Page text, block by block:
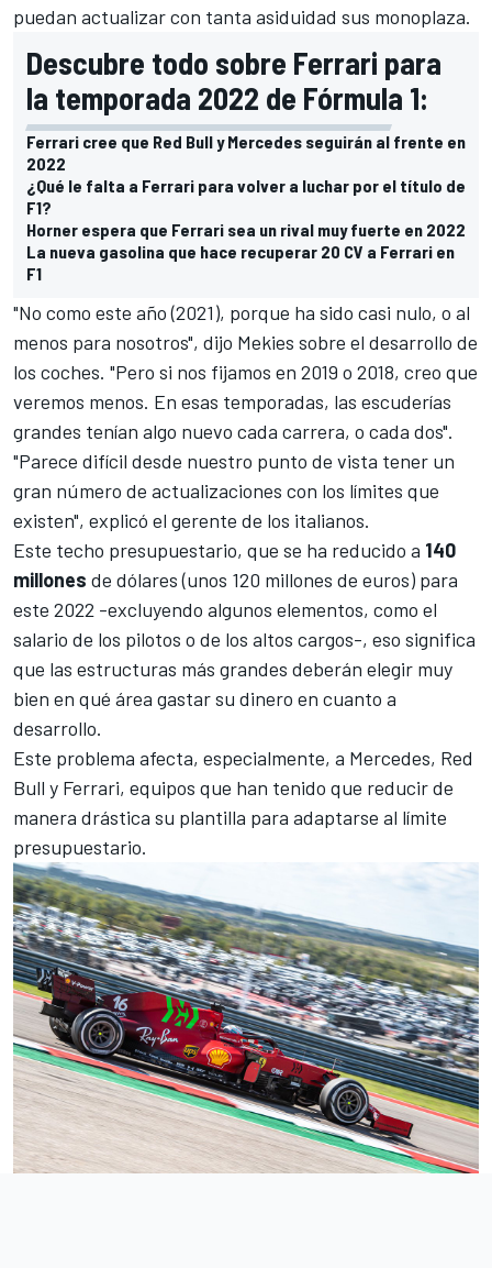
puedan actualizar con tanta asiduidad sus monoplaza.
Descubre todo sobre Ferrari para
la temporada 2022 de Fórmula 1:
Ferrari cree que Red Bull y Mercedes seguirán al frente en
2022
¿Qué le falta a Ferrari para volver a luchar por el título de
F1?
Horner espera que Ferrari sea un rival muy fuerte en 2022
La nueva gasolina que hace recuperar 20 CV a Ferrari en
F1
"No como este año (2021), porque ha sido casi nulo, o al
menos para nosotros", dijo Mekies sobre el desarrollo de
los coches. "Pero si nos fijamos en 2019 o 2018, creo que
veremos menos. En esas temporadas, las escuderías
grandes tenían algo nuevo cada carrera, o cada dos".
"Parece difícil desde nuestro punto de vista tener un
gran número de actualizaciones con los límites que
existen", explicó el gerente de los italianos.
Este techo presupuestario, que se ha reducido a 140
millones de dólares (unos 120 millones de euros) para
este 2022 -excluyendo algunos elementos, como el
salario de los pilotos o de los altos cargos-, eso significa
que las estructuras más grandes deberán elegir muy
bien en qué área gastar su dinero en cuanto a
desarrollo.
Este problema afecta, especialmente, a Mercedes, Red
Bull y Ferrari, equipos que han tenido que reducir de
manera drástica su plantilla para adaptarse al límite
presupuestario.